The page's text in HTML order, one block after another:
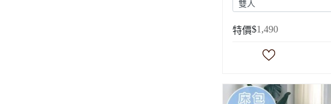
特價$1,490